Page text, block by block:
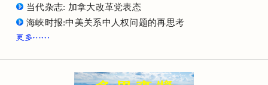
当代杂志: 加拿大改革党表态
海峡时报:中美关系中人权问题的再思考